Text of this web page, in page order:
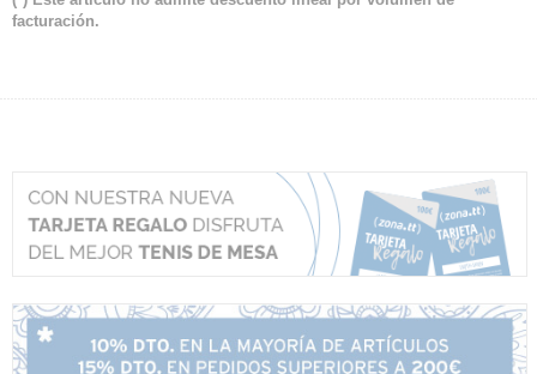
facturación.